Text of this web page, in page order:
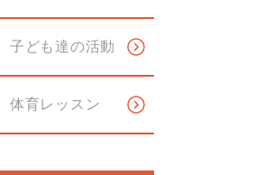
子ども達の活動
体育レッスン